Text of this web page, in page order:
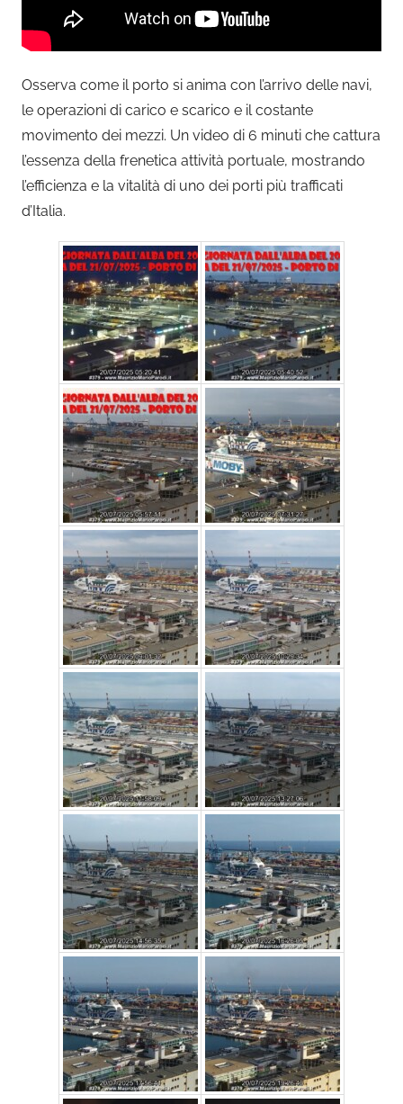
Osserva come il porto si anima con l’arrivo delle navi,
le operazioni di carico e scarico e il costante
movimento dei mezzi. Un video di 6 minuti che cattura
l’essenza della frenetica attività portuale, mostrando
l’efficienza e la vitalità di uno dei porti più trafficati
d’Italia.